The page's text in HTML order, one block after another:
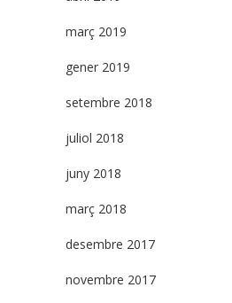
març 2019
gener 2019
setembre 2018
juliol 2018
juny 2018
març 2018
desembre 2017
novembre 2017